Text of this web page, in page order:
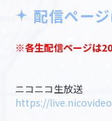
配信ペー
※各生配信ページは
ニコニコ生放送
https://